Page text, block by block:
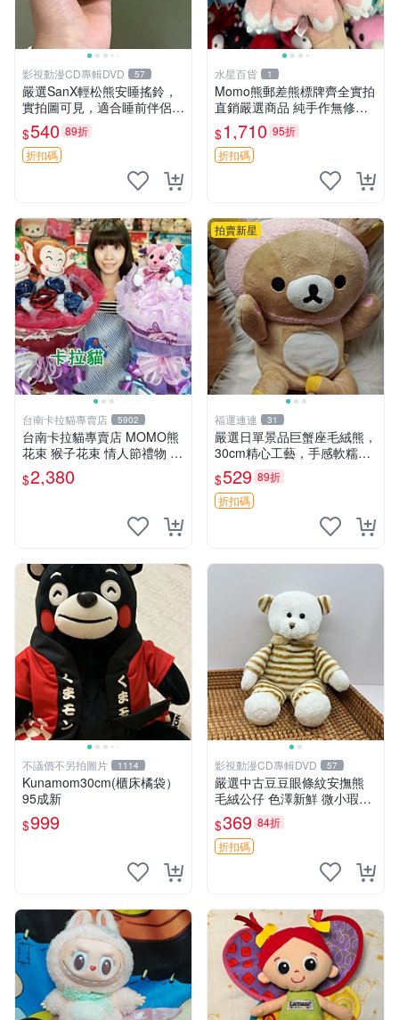
影視動漫CD專輯DVD 57
嚴選SanX輕松熊安睡搖鈴，
實拍圖可見，適合睡前伴侶，
Picks安撫好物 0325 懸吊 電
腦
$540 89折
折扣碼
水星百貨 1
Momo熊郵差熊標牌齊全實拍
直銷嚴選商品 純手作無修圖
可收藏 郵差熊 Momo熊 標牌
商品
$1,710 95折
折扣碼
台南卡拉貓專賣店 5902
台南卡拉貓專賣店 MOMO熊
花束 猴子花束 情人節禮物 二
選一 可繡字 可今天寄明天到
$2,380
拍賣新星
福運連連 31
嚴選日單景品巨蟹座毛絨熊，
30cm精心工藝，手感軟糯推
薦收藏送人 巨蟹座 毛絨玩具
精緻做工
$529 89折
折扣碼
不議價不另拍圖片 1114
Kunamom30cm(櫃床橘袋）
95成新
$999
影視動漫CD專輯DVD 57
嚴選中古豆豆眼條紋安撫熊
毛絨公仔 色澤新鮮 微小瑕疵
可收藏 中古 安撫熊 條紋公仔
$369 84折
折扣碼